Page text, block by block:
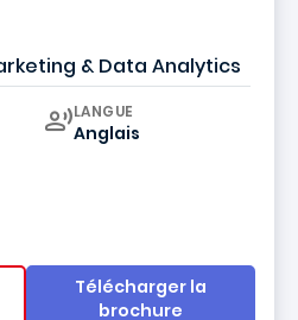
& Data Analytics
Curriculum
LANGUE
Anglais
Télécharger la
brochure